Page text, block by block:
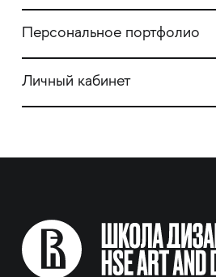
Персональное портфолио
Личный кабинет